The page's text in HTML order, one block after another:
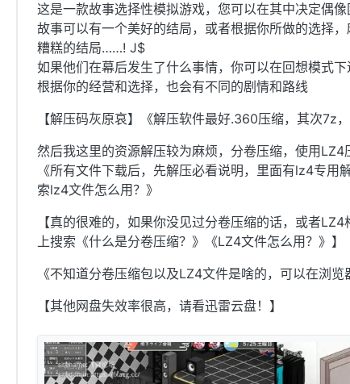
这是一款故事选择性模拟游戏，您可以在其中决定偶
故事可以有一个美好的结局，或者根据你所做的选择
糟糕的结局……! J$
如果他们在幕后发生了什么事情，你可以在回想模式下
根据你的经营和选择，也会有不同的剧情和路线
【解压码灰原哀】《解压软件最好.360压缩，其次7z
然后我这里的资源解压较为麻烦，分卷压缩，使用LZ4
《所有文件下载后，先解压必看说明，里面有lz4专用
索lz4文件怎么用？》
【真的很难的，如果你没见过分卷压缩的话，或者
上搜索《什么是分卷压缩？》《LZ4文件怎么用？》】
《不知道分卷压缩包以及LZ4文件是啥的，可以在浏览
【其他网盘失效率很高，请看迅雷云盘！】